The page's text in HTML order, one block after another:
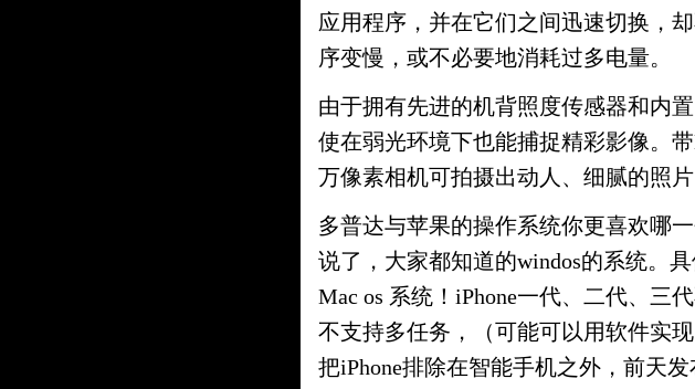
应用程序，并在它们之间迅速切换，
序变慢，或不必要地消耗过多电量。
由于拥有先进的机背照度传感器和内
使在弱光环境下也能捕捉精彩影像。
万像素相机可拍摄出动人、细腻的照片
多普达与苹果的操作系统你更喜欢哪
说了，大家都知道的windos的系统。
Mac os 系统！iPhone一代、二代、三
不支持多任务，（可能可以用软件实
把iPhone排除在智能手机之外，前天发